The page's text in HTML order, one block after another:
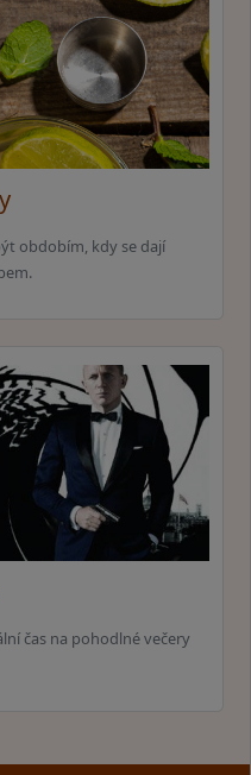
obdobím, kdy se dají
čas na pohodlné večery